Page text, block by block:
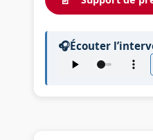
🎧Écouter
Audio : Quels